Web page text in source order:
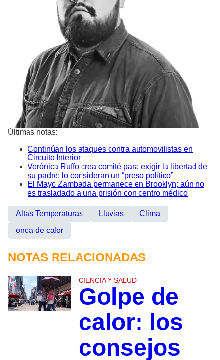
Últimas notas:
Continúan los ataques contra automovilistas en
Circuito Interior
Verónica Ruffo crea comité para exigir la libertad de
su padre; lo consideran un “preso político”
El Mayo Zambada permanece en Brooklyn; aún no
es trasladado a una prisión con centro médico
Altas Temperaturas Lluvias
Clima
onda de calor
NOTAS RELACIONADAS
CIENCIA Y SALUD
Golpe de
calor: los
consejos